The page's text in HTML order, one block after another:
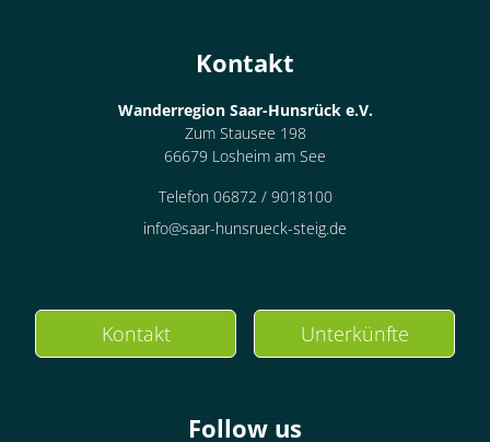
Kontakt
Wanderregion Saar-Hunsrück e.V.
Zum Stausee 198
66679 Losheim am See
Telefon 06872 / 9018100
info@saar-hunsrueck-steig.de
Kontakt Unterkünfte
Follow us